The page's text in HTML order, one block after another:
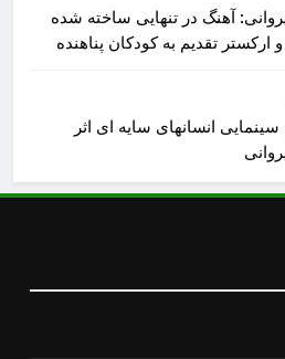
آهنگ در تنهایی ساخته شده
ارکستر تقدیم به کودکان پناهنده
انسانهای سایه ای اثر